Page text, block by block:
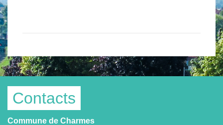
Contacts
Commune de Charmes